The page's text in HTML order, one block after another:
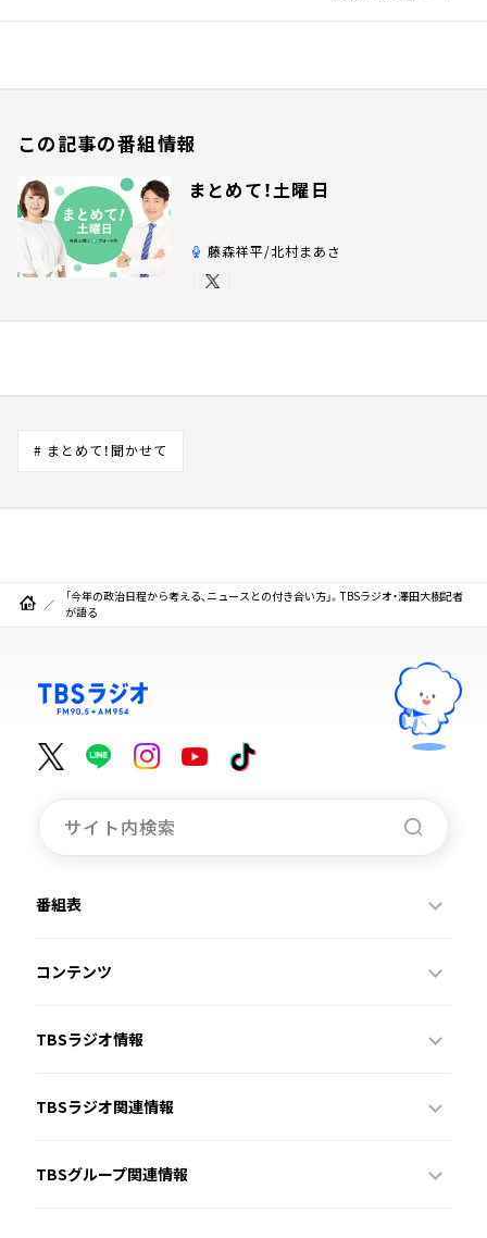
この記事の番組情報
まとめて！土曜日
藤森祥平/北村まあさ
# まとめて！聞かせて
「今年の政治日程から考える、ニュースとの付き合い方」。TBSラジオ・澤田大樹記者
が語る
番組表
コンテンツ
TBSラジオ情報
TBSラジオ関連情報
TBSグループ関連情報